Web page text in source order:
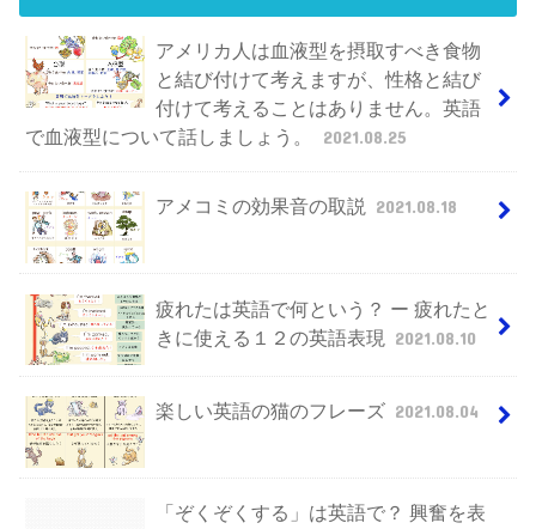
アメリカ人は血液型を摂取すべき食物
と結び付けて考えますが、性格と結び
付けて考えることはありません。英語
で血液型について話しましょう。
2021.08.25
アメコミの効果音の取説 2021.08.18
疲れたは英語で何という？ ー 疲れたと
きに使える１２の英語表現
2021.08.10
楽しい英語の猫のフレーズ 2021.08.04
「ぞくぞくする」は英語で？ 興奮を表